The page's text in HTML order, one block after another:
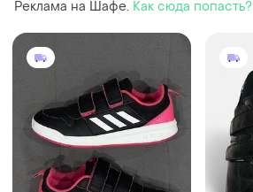
Реклама на Шафе. Как сюда попасть?